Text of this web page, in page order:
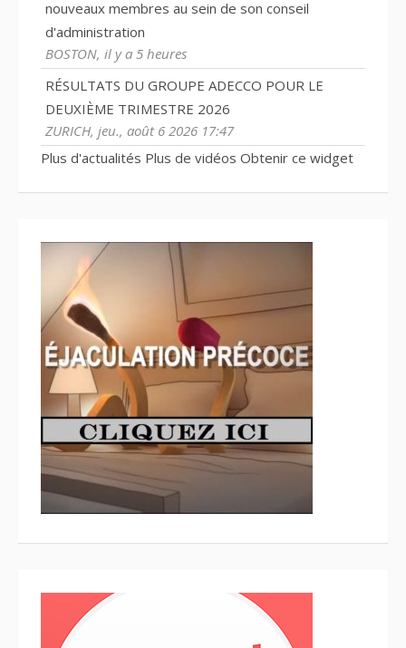
nouveaux membres au sein de son conseil
d'administration
BOSTON, il y a 5 heures
RÉSULTATS DU GROUPE ADECCO POUR LE
DEUXIÈME TRIMESTRE 2026
ZURICH, jeu., août 6 2026 17:47
Plus d'actualités Plus de vidéos Obtenir ce widget